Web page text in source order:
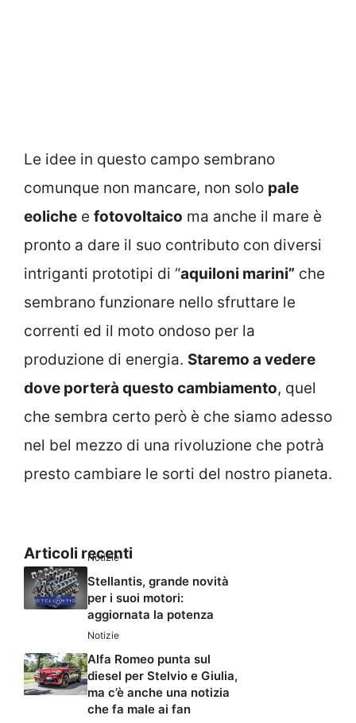
Le idee in questo campo sembrano
comunque non mancare, non solo pale
eoliche e fotovoltaico ma anche il mare è
pronto a dare il suo contributo con diversi
intriganti prototipi di “aquiloni marini” che
sembrano funzionare nello sfruttare le
correnti ed il moto ondoso per la
produzione di energia. Staremo a vedere
dove porterà questo cambiamento, quel
che sembra certo però è che siamo adesso
nel bel mezzo di una rivoluzione che potrà
presto cambiare le sorti del nostro pianeta.
Articoli recenti
Notizie
Stellantis, grande novità
per i suoi motori:
aggiornata la potenza
Notizie
Alfa Romeo punta sul
diesel per Stelvio e Giulia,
ma c’è anche una notizia
che fa male ai fan